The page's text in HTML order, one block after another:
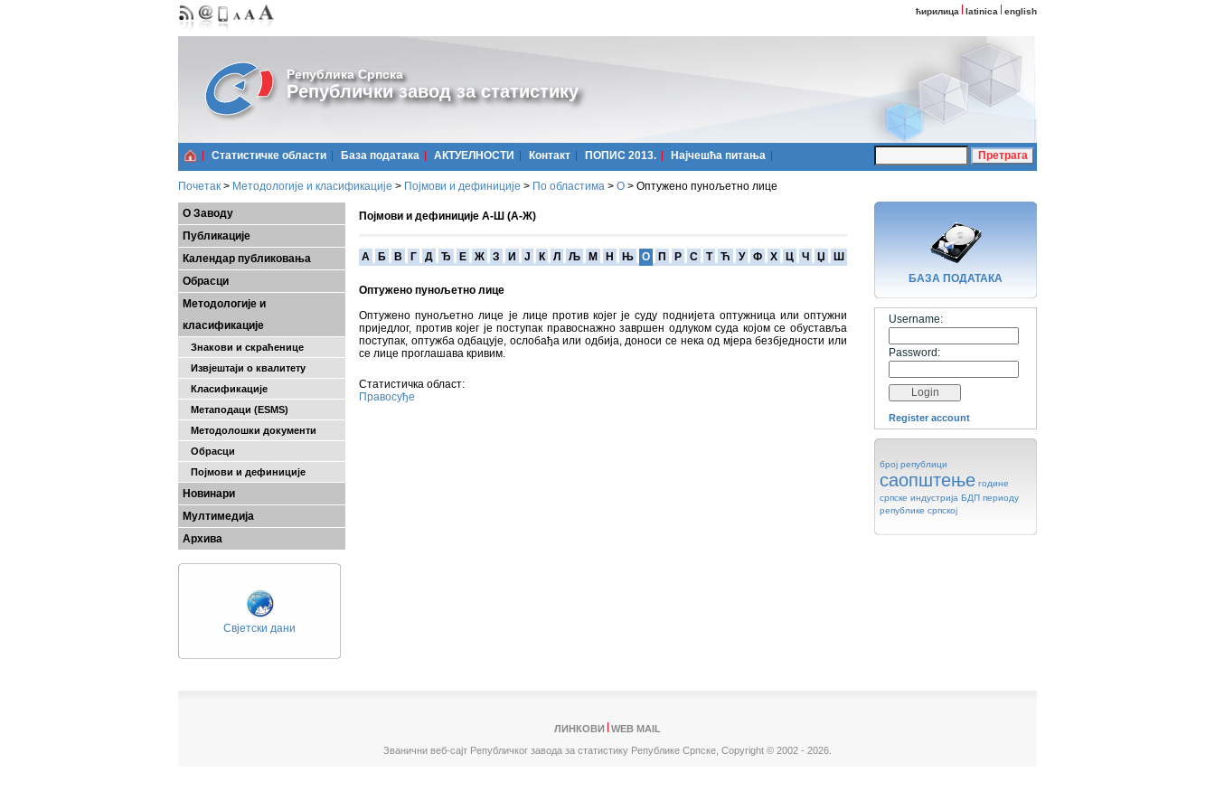
ћирилица latinica english
Република Српска
Републички завод за статистику
Статистичке области Базa података АКТУЕЛНОСТИ Контакт ПОПИС 2013. Најчешћa питања
Почетак > Методологије и класификације > Појмови и дефиниције > По областима > О > Оптужено пунољетно лице
О Заводу
Публикације
Календар публиковања
Обрасци
Методологије и
класификације
Знакови и скраћенице
Извјештаји о квалитету
Класификације
Метаподаци (ESMS)
Методолошки документи
Обрасци
Појмови и дефиниције
Новинари
Мултимедија
Архива
Свјетски дани
Појмови и дефиниције А-Ш (А-Ж)
A Б В Г Д Ђ Е Ж З И Ј К Л Љ М Н Њ О П Р С Т Ћ У Ф Х Ц Ч Џ Ш
Оптужено пунољетно лице
Оптужено пунољетно лице је лице против којег је суду поднијета оптужница или оптужни
приједлог, против којег је поступак правоснажно завршен одлуком суда којом се обуставља
поступак, оптужба одбацује, ослобађа или одбија, доноси се нека од мјера безбједности или
се лице проглашава кривим.
Статистичка област:
Правосуђе
БАЗA ПОДАТАКА
Username:
Password:
Register account
број републици
саопштење године
српске индустрија БДП периоду
републике српској
ЛИНКОВИ
WEB MAIL
Званични веб-сајт Републичког завода за статистику Републике Српске, Copyright © 2002 - 2026.